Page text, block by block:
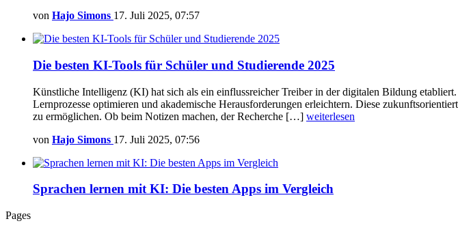
von Hajo Simons 17. Juli 2025, 07:57
Die besten KI-Tools für Schüler und Studierende 2025
Künstliche Intelligenz (KI) hat sich als ein einflussreicher Treiber in der digitalen Bildung
Lernprozesse optimieren und akademische Herausforderungen erleichtern. Diese
zu ermöglichen. Ob beim Notizen machen, der Recherche […] weiterlesen
von Hajo Simons 17. Juli 2025, 07:56
Sprachen lernen mit KI: Die besten Apps im Vergleich
Pages